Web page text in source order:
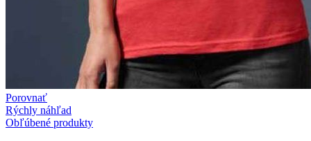
Porovnať
Rýchly náhľad
Obľúbené produkty